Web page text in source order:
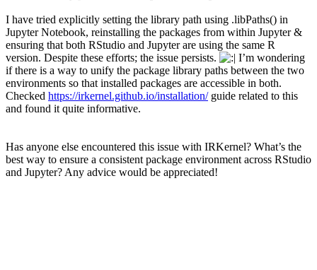
I have tried explicitly setting the library path using .libPaths() in
Jupyter Notebook, reinstalling the packages from within Jupyter &
ensuring that both RStudio and Jupyter are using the same R
version. Despite these efforts; the issue persists.
I’m wondering
if there is a way to unify the package library paths between the two
environments so that installed packages are accessible in both.
Checked https://irkernel.github.io/installation/guide related to this
and found it quite informative.
Has anyone else encountered this issue with IRKernel? What’s the
best way to ensure a consistent package environment across RStudio
and Jupyter? Any advice would be appreciated!